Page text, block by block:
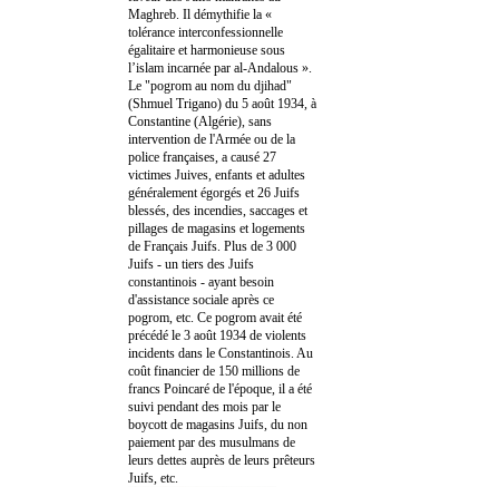
Maghreb. Il démythifie la «
tolérance interconfessionnelle
égalitaire et harmonieuse sous
l’islam incarnée par al-Andalous ».
Le "pogrom au nom du djihad"
(Shmuel Trigano) du 5 août 1934, à
Constantine (Algérie), sans
intervention de l'Armée ou de la
police françaises, a causé 27
victimes Juives, enfants et adultes
généralement égorgés et 26 Juifs
blessés, des incendies, saccages et
pillages de magasins et logements
de Français Juifs. Plus de 3 000
Juifs - un tiers des Juifs
constantinois - ayant besoin
d'assistance sociale après ce
pogrom, etc. Ce pogrom avait été
précédé le 3 août 1934 de violents
incidents dans le Constantinois. Au
coût financier de 150 millions de
francs Poincaré de l'époque, il a été
suivi pendant des mois par le
boycott de magasins Juifs, du non
paiement par des musulmans de
leurs dettes auprès de leurs prêteurs
Juifs, etc.